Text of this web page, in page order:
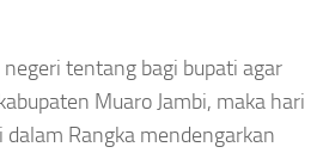
tentang bagi bupati agar
Muaro Jambi, maka hari
Rangka mendengarkan